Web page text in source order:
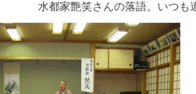
水都家艶笑さんの落語。いつも